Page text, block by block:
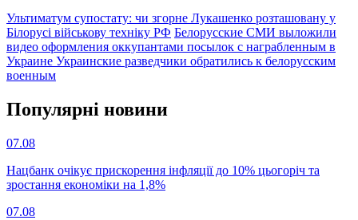
Ультиматум супостату: чи згорне Лукашенко розташовану у
Білорусі військову техніку РФ Белорусские СМИ выложили
видео оформления оккупантами посылок с награбленным в
Украине Украинские разведчики обратились к белорусским
военным
Популярнi новини
07.08
Нацбанк очікує прискорення інфляції до 10% цьогоріч та
зростання економіки на 1,8%
07.08